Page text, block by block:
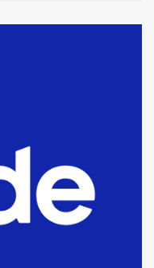
por
drogas en la
el edificio de
Industrial del